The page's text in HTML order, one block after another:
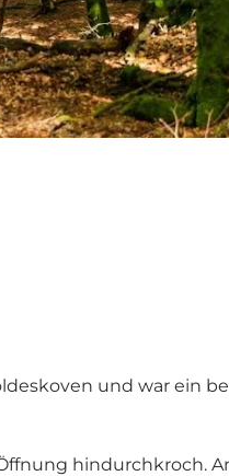
und war ein
hindurchkroch.